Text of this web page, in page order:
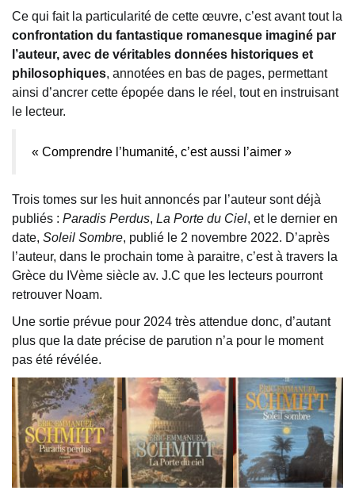
Ce qui fait la particularité de cette œuvre, c’est avant tout la
confrontation du fantastique romanesque imaginé par
l’auteur, avec de véritables données historiques et
philosophiques, annotées en bas de pages, permettant
ainsi d’ancrer cette épopée dans le réel, tout en instruisant
le lecteur.
« Comprendre l’humanité, c’est aussi l’aimer »
Trois tomes sur les huit annoncés par l’auteur sont déjà
publiés : Paradis Perdus, La Porte du Ciel, et le dernier en
date, Soleil Sombre, publié le 2 novembre 2022. D’après
l’auteur, dans le prochain tome à paraitre, c’est à travers la
Grèce du IVème siècle av. J.C que les lecteurs pourront
retrouver Noam.
Une sortie prévue pour 2024 très attendue donc, d’autant
plus que la date précise de parution n’a pour le moment
pas été révélée.